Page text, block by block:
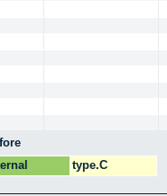
type.C